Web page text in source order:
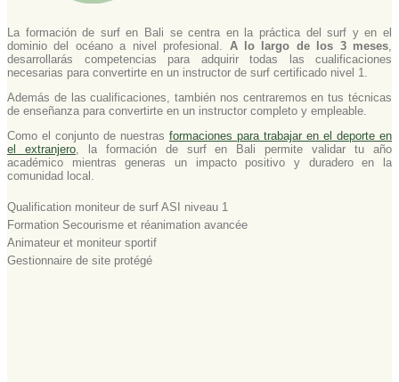
La formación de surf en Bali se centra en la práctica del surf y en el
dominio del océano a nivel profesional. A lo largo de los 3 meses,
desarrollarás competencias para adquirir todas las cualificaciones
necesarias para convertirte en un instructor de surf certificado nivel 1.
Además de las cualificaciones, también nos centraremos en tus técnicas
de enseñanza para convertirte en un instructor completo y empleable.
Como el conjunto de nuestras formaciones para trabajar en el deporte en
el extranjero, la formación de surf en Bali permite validar tu año
académico mientras generas un impacto positivo y duradero en la
comunidad local.
Qualification moniteur de surf ASI niveau 1
Formation Secourisme et réanimation avancée
Animateur et moniteur sportif
Gestionnaire de site protégé